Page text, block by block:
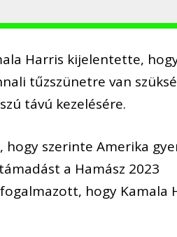
Harris kijelentette,
tűzszünetre van
távú kezelésére.
szerinte Amerika
a Hamász 2023
hogy Kamala